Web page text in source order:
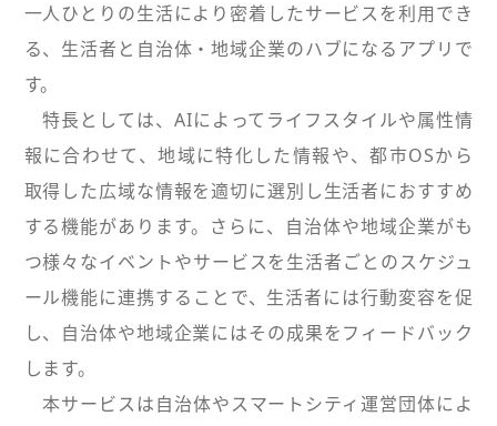
一人ひとりの生活により密着したサービスを利用でき
る、生活者と自治体・地域企業のハブになるアプリで
す。
特長としては、AIによってライフスタイルや属性情
報に合わせて、地域に特化した情報や、都市OSから
取得した広域な情報を適切に選別し生活者におすすめ
する機能があります。さらに、自治体や地域企業がも
つ様々なイベントやサービスを生活者ごとのスケジュ
ール機能に連携することで、生活者には行動変容を促
し、自治体や地域企業にはその成果をフィードバック
します。
本サービスは自治体やスマートシティ運営団体によ